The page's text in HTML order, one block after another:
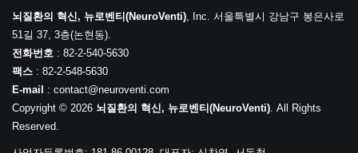
18조에 따라 별도의 동의를 받는 등 필요한 조치를 이행할 예정
입니다.
- 파트너문의, 시험의뢰, 문의사항
- 문의확인, 사실조사를 위한 연락, 통지 및 처리결과 통보
3. 정보주체의 권리 및 행사방법 안내
정보주체는 언제든지 회사에 대해 개인정보 열람, 정정, 삭제,
처리정지, 개인정보 이동 요구, 처리 반대 등의 권리를 행사할
뇌질환의 혁신, 뉴로벤티(NeuroVenti), Inc. 서울특별시 강남구 봉은사로
51길 37, 3층(논현동).
전화번호 : 82-2-540-5630
팩스 : 82-2-548-5630
E-mail
: contact@neuroventi.com
Copyright © 2026 뇌질환의 혁신, 뉴로벤티(NeuroVenti). All Rights
Reserved.